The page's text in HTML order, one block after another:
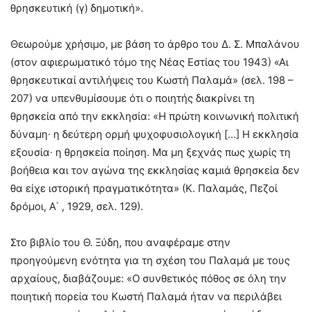
θρησκευτική (γ) δημοτική».
Θεωρούμε χρήσιμο, με βάση το άρθρο του Δ. Σ. Μπαλάνου
(στον αφιερωματικό τόμο της Νέας Εστίας του 1943) «Αι
θρησκευτικαί αντιλήψεις του Κωστή Παλαμά» (σελ. 198 –
207) να υπενθυμίσουμε ότι ο ποιητής διακρίνει τη
θρησκεία από την εκκλησία: «Η πρώτη κοινωνική πολιτική
δύναμη∙ η δεύτερη ορμή ψυχοφυσιολογική […] Η εκκλησία
εξουσία∙ η θρησκεία ποίηση. Μα μη ξεχνάς πως χωρίς τη
βοήθεια και τον αγώνα της εκκλησίας καμιά θρησκεία δεν
θα είχε ιστορική πραγματικότητα» (Κ. Παλαμάς, Πεζοί
δρόμοι, Α΄ , 1929, σελ. 129).
Στο βιβλίο του Θ. Ξύδη, που αναφέραμε στην
προηγούμενη ενότητα για τη σχέση του Παλαμά με τους
αρχαίους, διαβάζουμε: «Ο συνθετικός πόθος σε όλη την
ποιητική πορεία του Κωστή Παλαμά ήταν να περιλάβει